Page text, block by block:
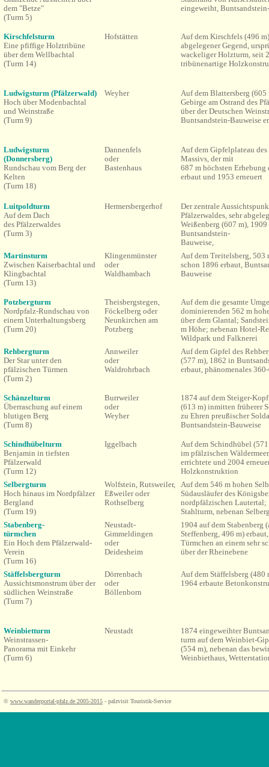
dem "Betze"
(Turm 5)
eingeweiht,
Kirschfelsturm
Eine pfiffige Holztribüne
über dem Wellbachtal
(Turm 14)
Hofstätten
Auf dem Kirschfels (496
abgelegener Gegend,
wackeliger Holzturm, seit
tribünenartige
Ludwigsturm (Pfälzerwald)
Hoch über Modenbachtal
und Weinstraße
(Turm 9)
Weyher Auf dem Blattersberg (605
Gebirge am Ostrand des
über der Deutschen
Buntsandstein-Bauweise
Ludwigsturm
(Donnersberg)
Rundschau vom Berg der
Kelten
(Turm 18)
Dannenfels
oder
Bastenhaus
Auf dem Gipfelplateau des
Massivs, der mit
687 m höchsten Erhebung
erbaut und 1953 erneuert
Luitpoldturm
Auf dem Dach
des Pfälzerwaldes
(Turm 3)
Hermersbergerhof
Der zentrale
Pfälzerwaldes, sehr
Weißenberg (607 m),
Buntsandstein-
Bauweise,
Martinsturm
Zwischen Kaiserbachtal und
Klingbachtal
(Turm 13)
Klingenmünster
oder
Waldhambach
Auf dem Treitelsberg, 503
schon 1896 erbaut,
Bauweise
Potzbergturm
Nordpfalz-Rundschau von
einem Unterhaltungsberg
(Turm 20)
Theisbergstegen,
Föckelberg oder
Neunkirchen am
Potzberg
Auf dem die gesamte
dominierenden 562 m
über dem Glantal;
m Höhe; nebenan Hotel-
Wildpark und Falknerei
Rehbergturm
Der Star unter den
pfälzischen Türmen
(Turm 2)
Annweiler
oder
Waldrohrbach
Auf dem Gipfel des
(577 m), 1862 in
erbaut, phänomenales
Schänzelturm
Überraschung auf einem
blutigen Berg
(Turm 8)
Burrweiler
oder
Weyher
1874 auf dem Steiger-
(613 m) inmitten früherer
zu Ehren preußischer
Buntsandstein-Bauweise
Schindhübelturm
Benjamin in tiefsten
Pfälzerwald
(Turm 12)
Iggelbach
Auf dem Schindhübel
im pfälzischen
errichtete und 2004
Holzkonstruktion
Selbergturm
Hoch hinaus im Nordpfälzer
Bergland
(Turm 19)
Wolfstein, Rutsweiler,
Eßweiler oder
Rothselberg
Auf dem 546 m hohen
Südausläufer des
nordpfälzischen Lautertal;
Stahlturm, nebenan
Stabenberg-
türmchen
Ein Hoch dem Pfälzerwald-
Verein
(Turm 16)
Neustadt-
Gimmeldingen
oder
Deidesheim
1904 auf dem Stabenberg
Steffenberg, 496 m)
Türmchen an einem sehr
über der Rheinebene
Stäffelsbergturm
Aussichtsmonstrum über der
südlichen Weinstraße
(Turm 7)
Dörrenbach
oder
Böllenborn
Auf dem Stäffelsberg (480
1964 erbaute
Weinbietturm
Weinstrassen-
Panorama mit Einkehr
(Turm 6)
Neustadt
1874 eingeweihter
turm auf dem Weinbiet-
(554 m), nebenan das
Weinbiethaus,
© www.wanderportal-pfalz.de 2005-2015 - palzvisit Touristik-Service